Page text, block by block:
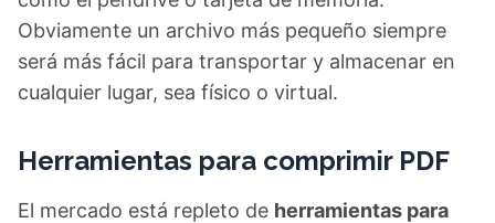
Obviamente un archivo más pequeño siempre
será más fácil para transportar y almacenar en
cualquier lugar, sea físico o virtual.
Herramientas para comprimir PDF
El mercado está repleto de herramientas para